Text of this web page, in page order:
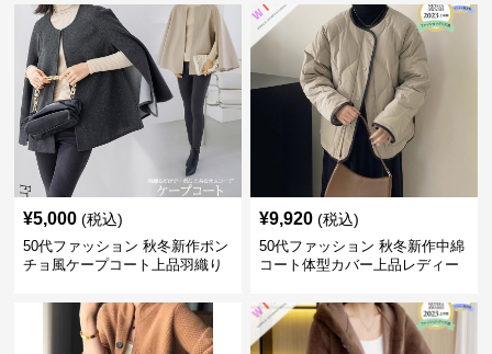
¥5,000 (税込)
50代ファッション 秋冬新作ポン
チョ風ケープコート上品羽織り
¥9,920 (税込)
50代ファッション 秋冬新作中綿
コート体型カバー上品レディー